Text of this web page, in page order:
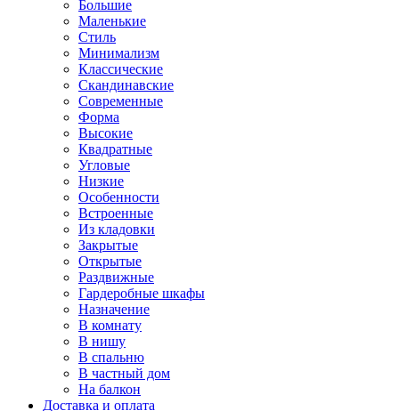
Большие
Маленькие
Стиль
Минимализм
Классические
Скандинавские
Современные
Форма
Высокие
Квадратные
Угловые
Низкие
Особенности
Встроенные
Из кладовки
Закрытые
Открытые
Раздвижные
Гардеробные шкафы
Назначение
В комнату
В нишу
В спальню
В частный дом
На балкон
Доставка и оплата